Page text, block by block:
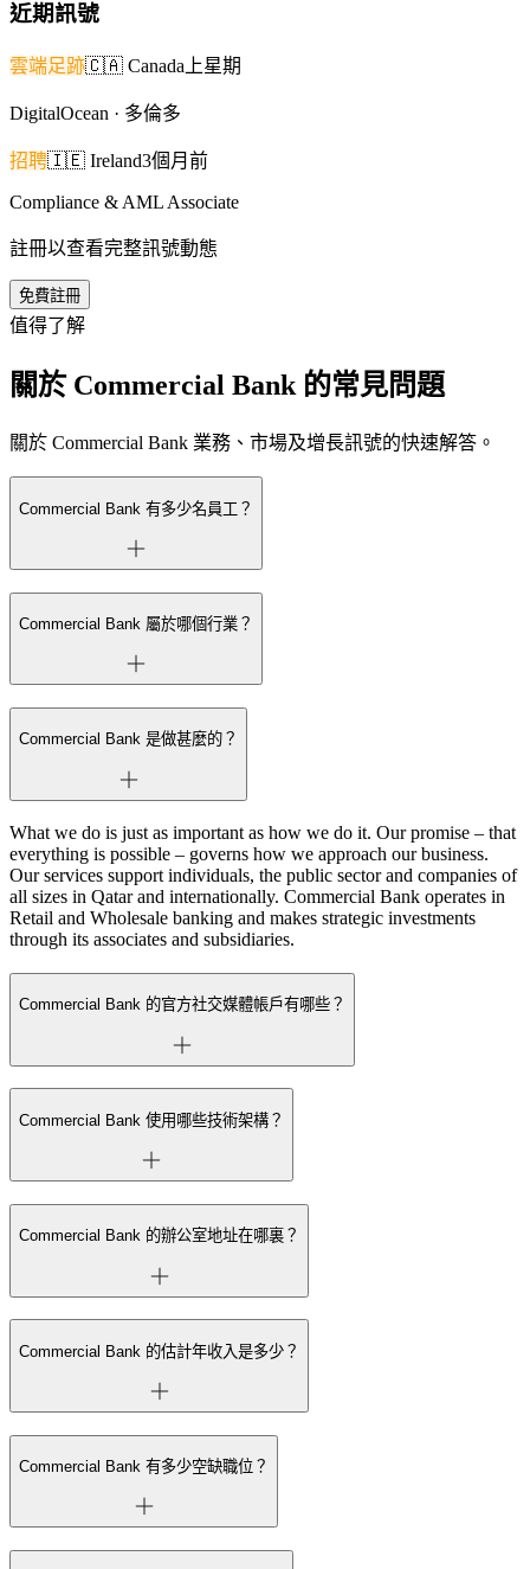
近期訊號
雲端足跡🇨🇦 Canada 上星期
DigitalOcean · 多倫多
招聘🇮🇪 Ireland3個月前
Compliance & AML Associate
註冊以查看完整訊號動態
免費註冊
值得了解
關於 Commercial Bank 的常見問題
關於 Commercial Bank 業務、市場及增長訊號的快速解答。
Commercial Bank 有多少名員工？
Commercial Bank 屬於哪個行業？
Commercial Bank 是做甚麼的？
What we do is just as important as how we do it. Our promise – that
everything is possible – governs how we approach our business.
Our services support individuals, the public sector and companies of
all sizes in Qatar and internationally. Commercial Bank operates in
Retail and Wholesale banking and makes strategic investments
through its associates and subsidiaries.
Commercial Bank 的官方社交媒體帳戶有哪些？
Commercial Bank 使用哪些技術架構？
Commercial Bank 的辦公室地址在哪裏？
Commercial Bank 的估計年收入是多少？
Commercial Bank 有多少空缺職位？